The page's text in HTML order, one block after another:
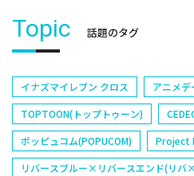
Topic 話題のタグ
イナズマイレブン クロス
アニメデ
TOPTOON(トップトゥーン)
ポッピュコム(POPUCOM)
Project
リバースブルー×リバースエンド(リバ